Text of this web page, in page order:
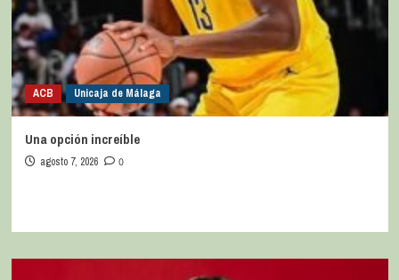
ACB Unicaja de Málaga
Una opción increíble
agosto 7, 2026 0